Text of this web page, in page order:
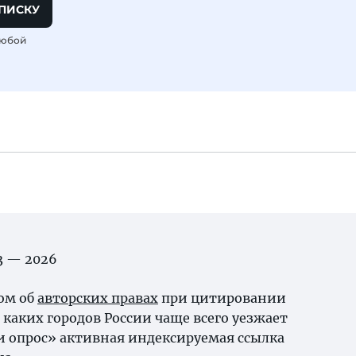
— 2026
об авторских правах при цитировании
городов России чаще всего уезжает
опрос» активная индексируемая ссылка